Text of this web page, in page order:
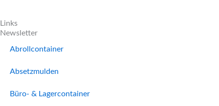
Links
Newsletter
Abrollcontainer
Absetzmulden
Büro- & Lagercontainer